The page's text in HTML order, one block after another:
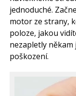
jednoduché.
motor ze strany,
poloze, jakou
nezapletly
poškození.